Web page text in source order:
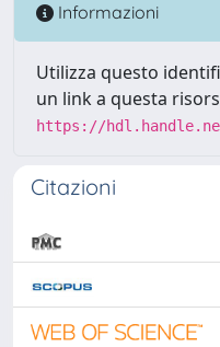
Informazioni
Utilizza questo
un link a questa
https://
Citazioni